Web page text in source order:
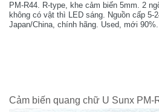
PM-R44. R-type, khe cảm biến 5mm. 2
không có vật thì LED sáng. Nguồn cấp 5-
Japan/China, chính hãng. Used, mới 90%.
Cảm biến quang chữ U Sunx PM-